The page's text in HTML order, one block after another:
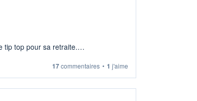
tip top pour sa retraite.
17commentaires • 1 j'aime